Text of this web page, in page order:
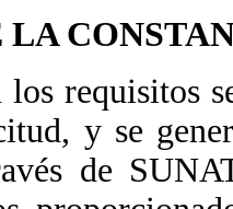
LA
requisitos
y se
de